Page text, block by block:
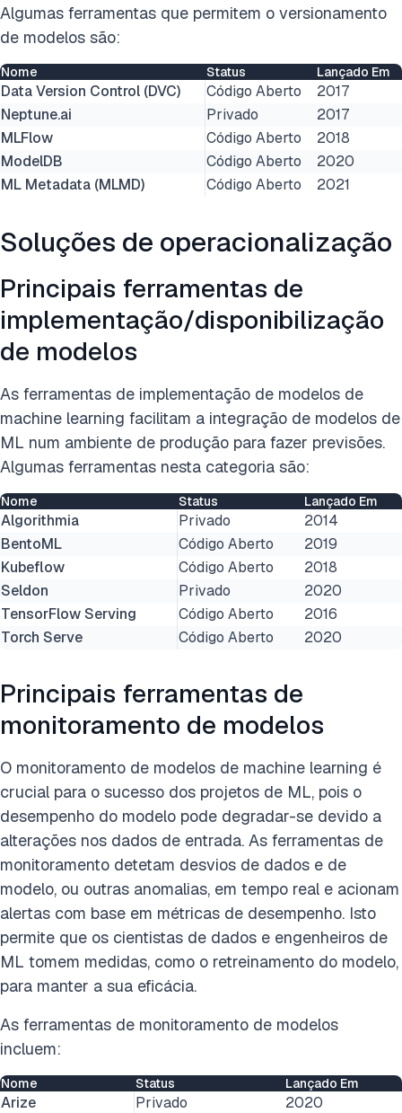
Algumas ferramentas que permitem o versionamento
de modelos são:
Nome Status Lançado Em
Data Version Control (DVC) Código Aberto
2017
Neptune.ai
Privado
2017
MLFlow
Código Aberto
2018
ModelDB
Código Aberto
2020
ML Metadata (MLMD)
Código Aberto 2021
Soluções de operacionalização
Principais ferramentas de
implementação/disponibilização
de modelos
As ferramentas de implementação de modelos de
machine learning facilitam a integração de modelos de
ML num ambiente de produção para fazer previsões.
Algumas ferramentas nesta categoria são:
Nome Status Lançado Em
Algorithmia Privado
2014
BentoML
Código Aberto
2019
Kubeflow
Código Aberto
2018
Seldon
Privado
2020
TensorFlow Serving
Código Aberto
2016
Torch Serve
Código Aberto 2020
Principais ferramentas de
monitoramento de modelos
O monitoramento de modelos de machine learning é
crucial para o sucesso dos projetos de ML, pois o
desempenho do modelo pode degradar-se devido a
alterações nos dados de entrada. As ferramentas de
monitoramento detetam desvios de dados e de
modelo, ou outras anomalias, em tempo real e acionam
alertas com base em métricas de desempenho. Isto
permite que os cientistas de dados e engenheiros de
ML tomem medidas, como o retreinamento do modelo,
para manter a sua eficácia.
As ferramentas de monitoramento de modelos
incluem:
Nome Status Lançado Em
Arize Privado
2020